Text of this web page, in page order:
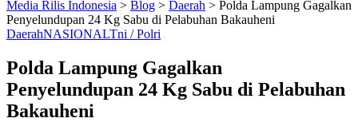
Media Rilis Indonesia > Blog > Daerah > Polda Lampung Gagalkan
Penyelundupan 24 Kg Sabu di Pelabuhan Bakauheni
DaerahNASIONALTni / Polri
Polda Lampung Gagalkan
Penyelundupan 24 Kg Sabu di Pelabuhan
Bakauheni